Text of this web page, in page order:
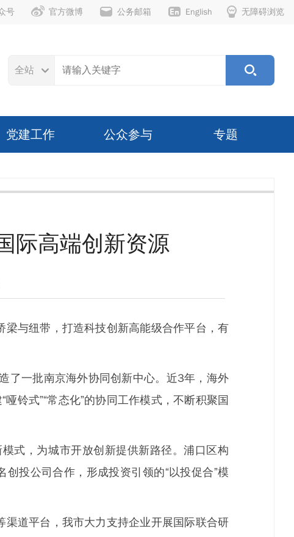
无障碍浏览
English
公务邮箱
官方微博
号
全站
党建工作 公众参与 专题
际高端创新资源
与纽带，打造科技创新高能级合作平台，有
一批南京海外协同创新中心。近3年，海外
铃式”“常态化”的协同工作模式，不断积聚国
式，为城市开放创新提供新路径。浦口区构
投公司合作，形成投资引领的“以投促合”模
道平台，我市大力支持企业开展国际联合研